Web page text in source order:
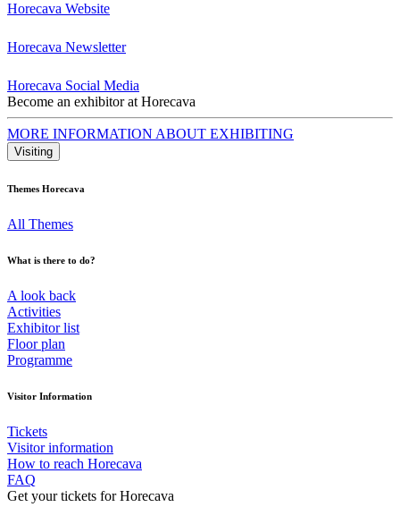
Horecava Website
Horecava Newsletter
Horecava Social Media
Become an exhibitor at Horecava
MORE INFORMATION ABOUT EXHIBITING
Visiting
Themes Horecava
All Themes
What is there to do?
A look back
Activities
Exhibitor list
Floor plan
Programme
Visitor Information
Tickets
Visitor information
How to reach Horecava
FAQ
Get your tickets for Horecava